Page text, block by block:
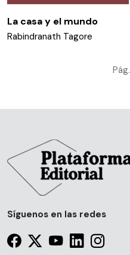
La casa y el mundo
Rabindranath Tagore
Pág.
Síguenos en las redes